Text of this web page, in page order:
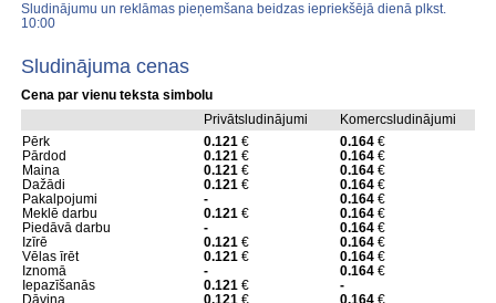
Sludinājumu un reklāmas pieņemšana beidzas iepriekšējā dienā plkst.
10:00
Sludinājuma cenas
Cena par vienu teksta simbolu
Privātsludinājumi
Komercsludinājumi
Pērk
0.121€ 0.164€
Pārdod
0.121€ 0.164€
Maina
0.121€ 0.164€
Dažādi
0.121€ 0.164€
Pakalpojumi
- 0.164€
Meklē darbu
0.121€ 0.164€
Piedāvā darbu
- 0.164€
Izīrē
0.121€ 0.164€
Vēlas īrēt
0.121€ 0.164€
Iznomā
- 0.164€
Iepazīšanās
0.121€
-
Dāvina
0.121€ 0.164€